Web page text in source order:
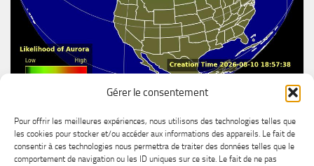
Gérer le consentement
Pour offrir les meilleures expériences, nous utilisons des technologies telles que
les cookies pour stocker et/ou accéder aux informations des appareils. Le fait de
consentir à ces technologies nous permettra de traiter des données telles que le
comportement de navigation ou les ID uniques sur ce site. Le fait de ne pas